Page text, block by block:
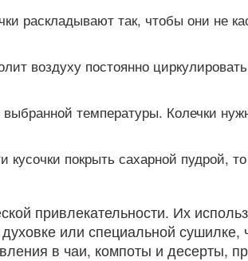
раскладывают так, чтобы они не
воздуху постоянно
температуры. Колечки
покрыть сахарной пудрой,
привлекательности. Их
или специальной сушилке,
в чаи, компоты и десерты,